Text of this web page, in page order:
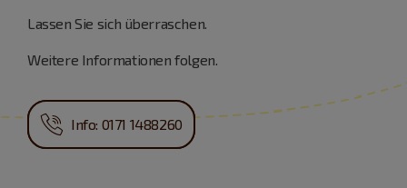
Lassen Sie sich überraschen.
Weitere Informationen folgen.
Info: 0171 1488260